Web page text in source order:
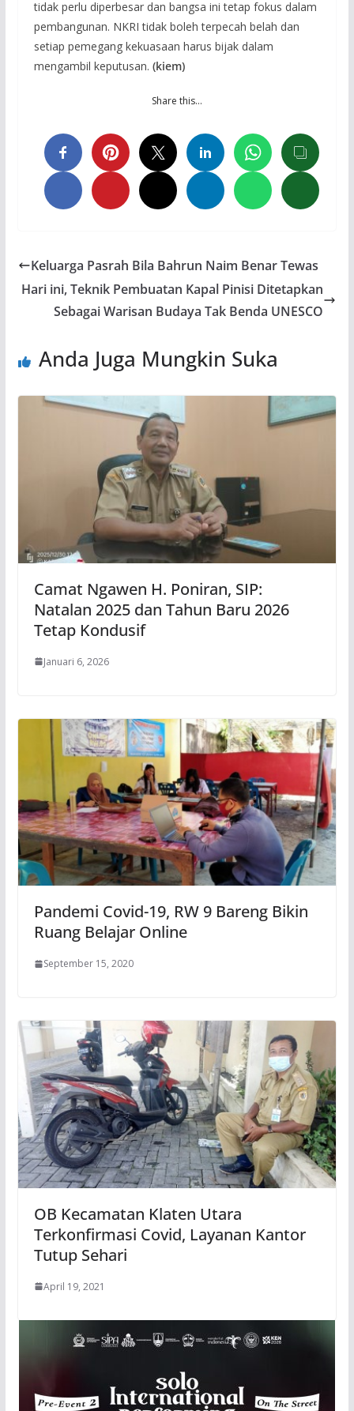
tidak perlu diperbesar dan bangsa ini tetap fokus dalam
pembangunan. NKRI tidak boleh terpecah belah dan
setiap pemegang kekuasaan harus bijak dalam
mengambil keputusan. (kiem)
Share this…
Keluarga Pasrah Bila Bahrun Naim Benar Tewas
Hari ini, Teknik Pembuatan Kapal Pinisi Ditetapkan
Sebagai Warisan Budaya Tak Benda UNESCO
Anda Juga Mungkin Suka
Camat Ngawen H. Poniran, SIP:
Natalan 2025 dan Tahun Baru 2026
Tetap Kondusif
Januari 6, 2026
Pandemi Covid-19, RW 9 Bareng Bikin
Ruang Belajar Online
September 15, 2020
OB Kecamatan Klaten Utara
Terkonfirmasi Covid, Layanan Kantor
Tutup Sehari
April 19, 2021